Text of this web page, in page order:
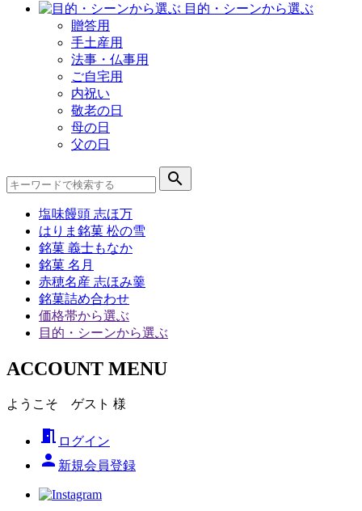
目的・シーンから選ぶ
贈答用
手土産用
法事・仏事用
ご自宅用
内祝い
敬老の日
母の日
父の日
search
塩味饅頭 志ほ万
はりま銘菓 松の雪
銘菓 義士もなか
銘菓 名月
赤穂名産 志ほみ羹
銘菓詰め合わせ
価格帯から選ぶ
目的・シーンから選ぶ
ACCOUNT MENU
ようこそ ゲスト 様
meeting_room ログイン
person 新規会員登録